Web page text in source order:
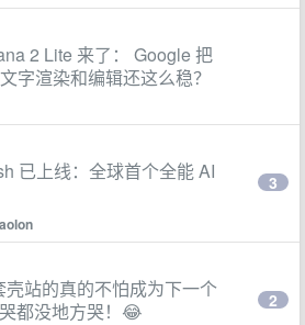
2 Lite 来了： Google 把
字渲染和编辑还这么稳？
已上线：全球首个全能 AI
3
站的真的不怕成为下一个
都没地方哭！😂
2